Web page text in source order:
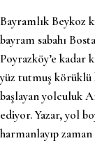
Bayramlık Beykoz
bayram sabahı
Poyrazköy’e kadar
yüz tutmuş körüklü
başlayan yolculuk
ediyor. Yazar, yol
harmanlayıp